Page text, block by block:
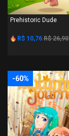
Prehistoric Dude
R$ 10,76 R$ 26,90
-60%